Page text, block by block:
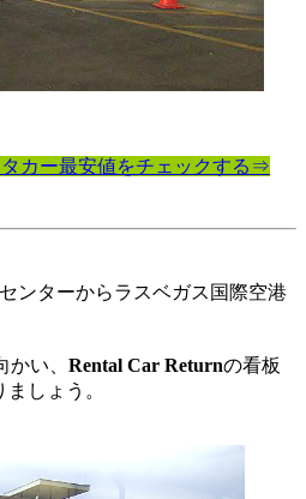
カー最安値をチェックする⇒
ンターからラスベガス国際空港
い、 Rental Car Returnの看板
しょう。